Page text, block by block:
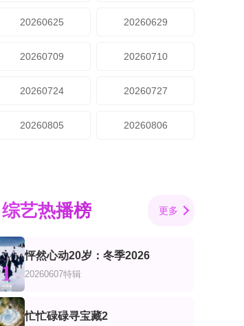
20260625 20260629
20260709 20260710
20260724 20260727
20260805 20260806
综艺热播榜 更多
1
怦然心动20岁：冬季2026
20260607特辑
忙忙碌碌寻宝藏2